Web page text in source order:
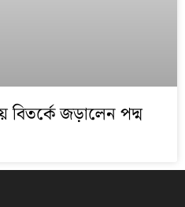
বিতর্কে জড়ালেন পদ্ম